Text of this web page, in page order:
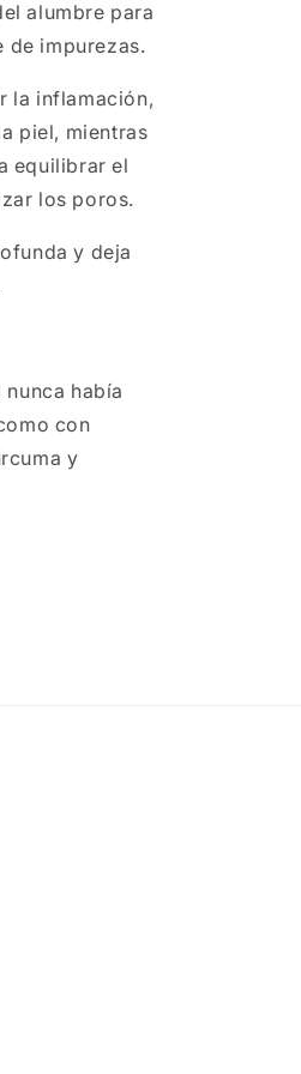
alumbre para
de impurezas.
la inflamación,
piel, mientras
equilibrar el
los poros.
y deja
nunca había
con
y